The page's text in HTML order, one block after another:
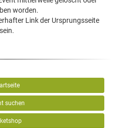
worden.
Link der Ursprungsseite
sein.
suchen